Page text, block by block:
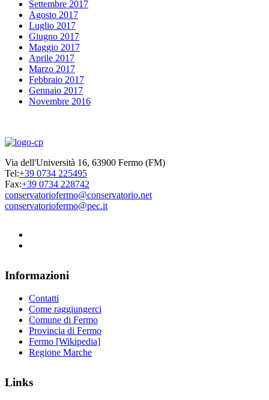
Settembre 2017
Agosto 2017
Luglio 2017
Giugno 2017
Maggio 2017
Aprile 2017
Marzo 2017
Febbraio 2017
Gennaio 2017
Novembre 2016
Via dell'Università 16, 63900 Fermo (FM)
Tel:+39 0734 225495
Fax:+39 0734 228742
conservatoriofermo@conservatorio.net
conservatoriofermo@pec.it
Informazioni
Contatti
Come raggiungerci
Comune di Fermo
Provincia di Fermo
Fermo [Wikipedia]
Regione Marche
Links